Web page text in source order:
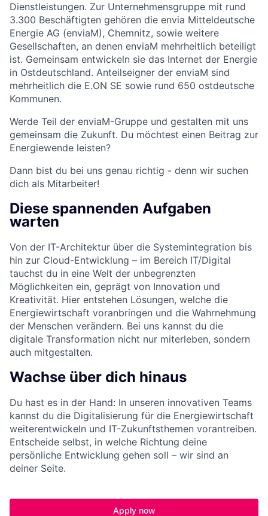
Dienstleistungen. Zur Unternehmensgruppe mit rund
3.300 Beschäftigten gehören die envia Mitteldeutsche
Energie AG (enviaM), Chemnitz, sowie weitere
Gesellschaften, an denen enviaM mehrheitlich beteiligt
ist. Gemeinsam entwickeln sie das Internet der Energie
in Ostdeutschland. Anteilseigner der enviaM sind
mehrheitlich die E.ON SE sowie rund 650 ostdeutsche
Kommunen.
Werde Teil der enviaM-Gruppe und gestalten mit uns
gemeinsam die Zukunft. Du möchtest einen Beitrag zur
Energiewende leisten?
Dann bist du bei uns genau richtig - denn wir suchen
dich als Mitarbeiter!
Diese spannenden Aufgaben
warten
Von der IT-Architektur über die Systemintegration bis
hin zur Cloud-Entwicklung – im Bereich IT/Digital
tauchst du in eine Welt der unbegrenzten
Möglichkeiten ein, geprägt von Innovation und
Kreativität. Hier entstehen Lösungen, welche die
Energiewirtschaft voranbringen und die Wahrnehmung
der Menschen verändern. Bei uns kannst du die
digitale Transformation nicht nur miterleben, sondern
auch mitgestalten.
Wachse über dich hinaus
Du hast es in der Hand: In unseren innovativen Teams
kannst du die Digitalisierung für die Energiewirtschaft
weiterentwickeln und IT-Zukunftsthemen vorantreiben.
Entscheide selbst, in welche Richtung deine
persönliche Entwicklung gehen soll – wir sind an
deiner Seite.
Apply now